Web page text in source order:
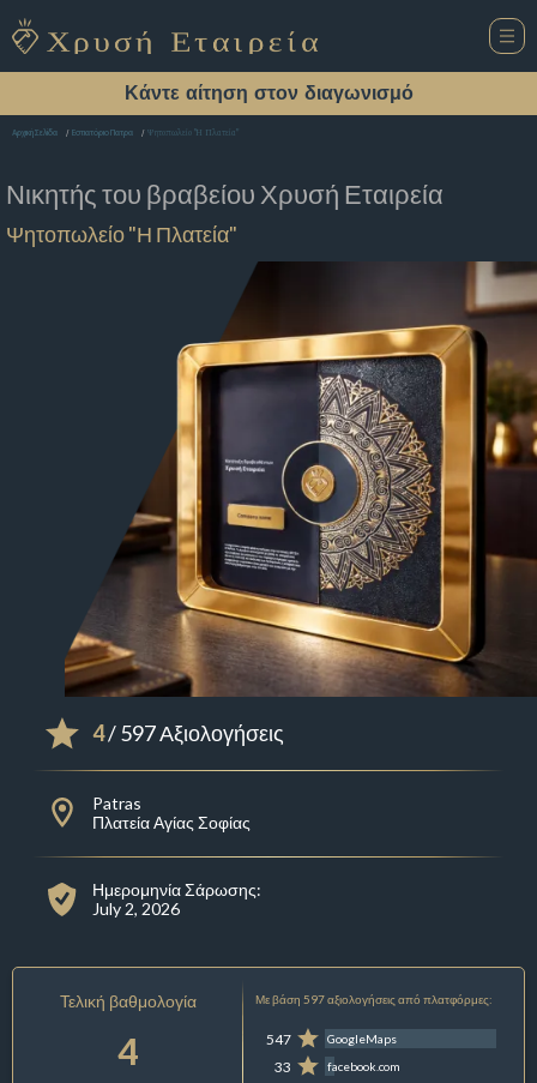
Κάντε αίτηση στον διαγωνισμό
Αρχική Σελίδα Εστιατόριο Πατρα Ψητοπωλείο "Η Πλατεία"
Νικητής του βραβείου Χρυσή Εταιρεία
Ψητοπωλείο "Η Πλατεία"
4/ 597 Αξιολογήσεις
Patras
Πλατεία Αγίας Σοφίας
Ημερομηνία Σάρωσης:
July 2, 2026
Τελική βαθμολογία
4
Με βάση 597 αξιολογήσεις από πλατφόρμες:
547 GoogleMaps
33 facebook.com